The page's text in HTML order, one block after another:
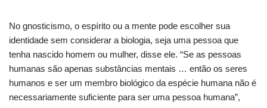
No gnosticismo, o espírito ou a mente pode escolher sua
identidade sem considerar a biologia, seja uma pessoa que
tenha nascido homem ou mulher, disse ele. “Se as pessoas
humanas são apenas substâncias mentais … então os seres
humanos e ser um membro biológico da espécie humana não é
necessariamente suficiente para ser uma pessoa humana”,